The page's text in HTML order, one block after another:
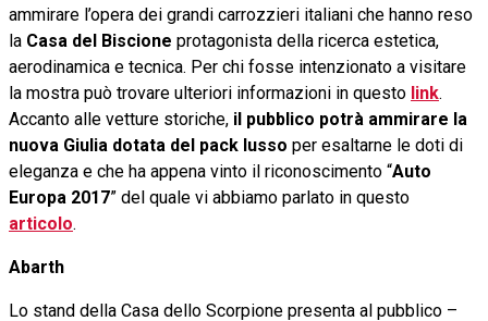
ammirare l’opera dei grandi carrozzieri italiani che hanno reso
la Casa del Biscione protagonista della ricerca estetica,
aerodinamica e tecnica. Per chi fosse intenzionato a visitare
la mostra può trovare ulteriori informazioni in questo link.
Accanto alle vetture storiche, il pubblico potrà ammirare la
nuova Giulia dotata del pack lusso per esaltarne le doti di
eleganza e che ha appena vinto il riconoscimento “Auto
Europa 2017” del quale vi abbiamo parlato in questo
articolo.
Abarth
Lo stand della Casa dello Scorpione presenta al pubblico –